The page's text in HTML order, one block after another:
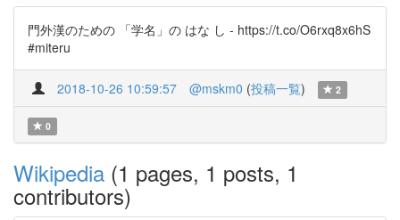
門外漢のための 「学名」の はな し - https://t.co/O6rxq8x6hS
#miteru
2018-10-26 10:59:57 @mskm0 (投稿一覧) 2
0
Wikipedia (1 pages, 1 posts, 1
contributors)